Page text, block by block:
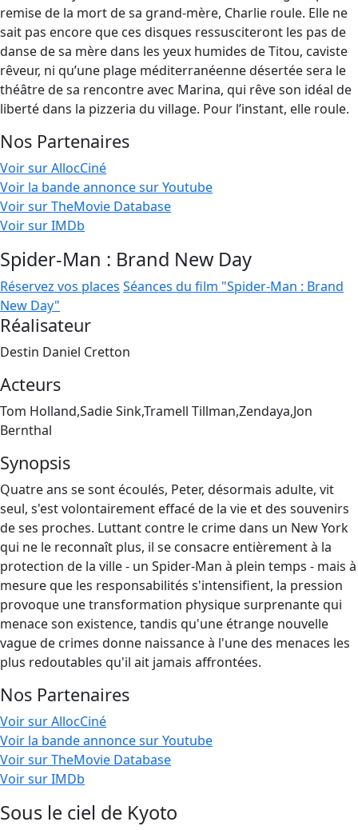
remise de la mort de sa grand-mère, Charlie roule. Elle ne
sait pas encore que ces disques ressusciteront les pas de
danse de sa mère dans les yeux humides de Titou, caviste
rêveur, ni qu’une plage méditerranéenne désertée sera le
théâtre de sa rencontre avec Marina, qui rêve son idéal de
liberté dans la pizzeria du village. Pour l’instant, elle roule.
Nos Partenaires
Voir sur AllocCiné
Voir la bande annonce sur Youtube
Voir sur TheMovie Database
Voir sur IMDb
Spider-Man : Brand New Day
Réservez vos places Séances du film "Spider-Man : Brand
New Day"
Réalisateur
Destin Daniel Cretton
Acteurs
Tom Holland,Sadie Sink,Tramell Tillman,Zendaya,Jon
Bernthal
Synopsis
Quatre ans se sont écoulés, Peter, désormais adulte, vit
seul, s'est volontairement effacé de la vie et des souvenirs
de ses proches. Luttant contre le crime dans un New York
qui ne le reconnaît plus, il se consacre entièrement à la
protection de la ville - un Spider-Man à plein temps - mais à
mesure que les responsabilités s'intensifient, la pression
provoque une transformation physique surprenante qui
menace son existence, tandis qu'une étrange nouvelle
vague de crimes donne naissance à l'une des menaces les
plus redoutables qu'il ait jamais affrontées.
Nos Partenaires
Voir sur AllocCiné
Voir la bande annonce sur Youtube
Voir sur TheMovie Database
Voir sur IMDb
Sous le ciel de Kyoto